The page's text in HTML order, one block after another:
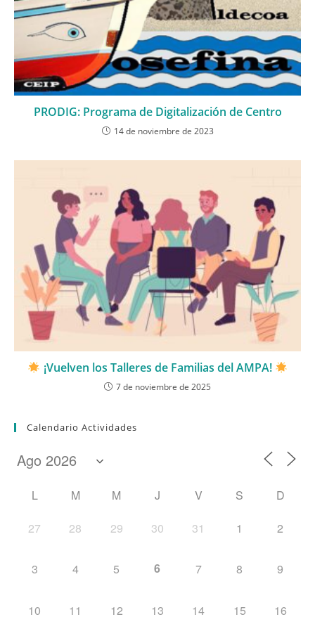
PRODIG: Programa de Digitalización de Centro
14 de noviembre de 2023
¡Vuelven los Talleres de Familias del AMPA!
7 de noviembre de 2025
Calendario Actividades
L M M J V S D
27 28 29 30 31 1 2
3 4 5 6 7 8 9
10 11 12 13 14 15 16